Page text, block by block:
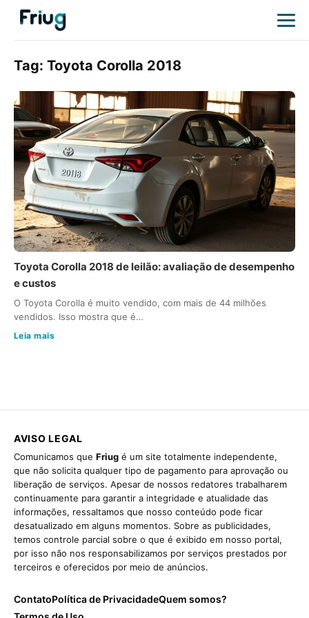
Tag: Toyota Corolla 2018
Toyota Corolla 2018 de leilão: avaliação de desempenho
e custos
O Toyota Corolla é muito vendido, com mais de 44 milhões
vendidos. Isso mostra que é…
Leia mais
AVISO LEGAL
Comunicamos que Friug é um site totalmente independente,
que não solicita qualquer tipo de pagamento para aprovação ou
liberação de serviços. Apesar de nossos redatores trabalharem
continuamente para garantir a integridade e atualidade das
informações, ressaltamos que nosso conteúdo pode ficar
desatualizado em alguns momentos. Sobre as publicidades,
temos controle parcial sobre o que é exibido em nosso portal,
por isso não nos responsabilizamos por serviços prestados por
terceiros e oferecidos por meio de anúncios.
ContatoPolítica de PrivacidadeQuem somos?